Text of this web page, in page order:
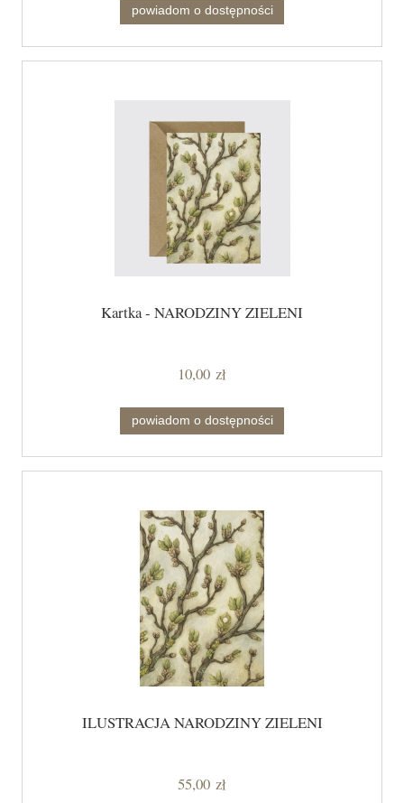
powiadom o dostępności
Kartka - NARODZINY ZIELENI
10,00 zł
powiadom o dostępności
ILUSTRACJA NARODZINY ZIELENI
55,00 zł